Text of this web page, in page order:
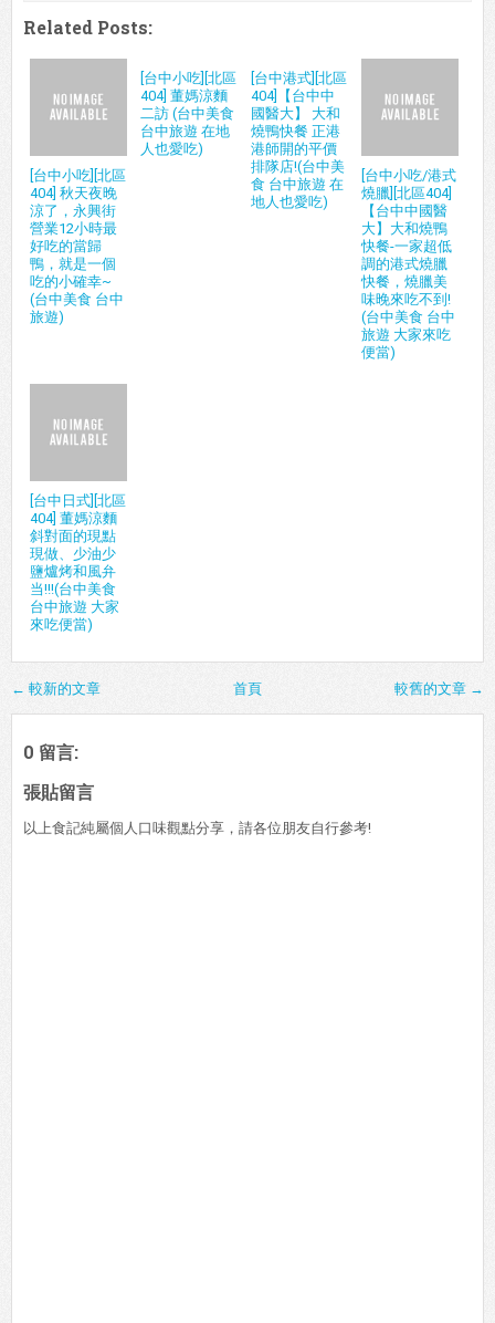
Related Posts:
[台中小吃][北區
404] 秋天夜晚
涼了，永興街
營業12小時最
好吃的當歸
鴨，就是一個
吃的小確幸~
(台中美食 台中
旅遊)
[台中小吃][北區
404] 董媽涼麵
二訪 (台中美食
台中旅遊 在地
人也愛吃)
[台中港式][北區
404]【台中中
國醫大】 大和
燒鴨快餐 正港
港師開的平價
排隊店!(台中美
食 台中旅遊 在
地人也愛吃)
[台中小吃/港式
燒臘][北區404]
【台中中國醫
大】大和燒鴨
快餐-一家超低
調的港式燒臘
快餐，燒臘美
味晚來吃不到!
(台中美食 台中
旅遊 大家來吃
便當)
[台中日式][北區
404] 董媽涼麵
斜對面的現點
現做、少油少
鹽爐烤和風弁
当!!!(台中美食
台中旅遊 大家
來吃便當)
← 較新的文章 較舊的文章 →
首頁
0 留言:
張貼留言
以上食記純屬個人口味觀點分享，請各位朋友自行參考!